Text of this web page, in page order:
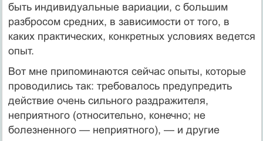
быть индивидуальные вариации, с большим
разбросом средних, в зависимости от того, в
каких практических, конкретных условиях ведется
опыт.
Вот мне припоминаются сейчас опыты, которые
проводились так: требовалось предупредить
действие очень сильного раздражителя,
неприятного (относительно, конечно; не
болезненного — неприятного), — и другие